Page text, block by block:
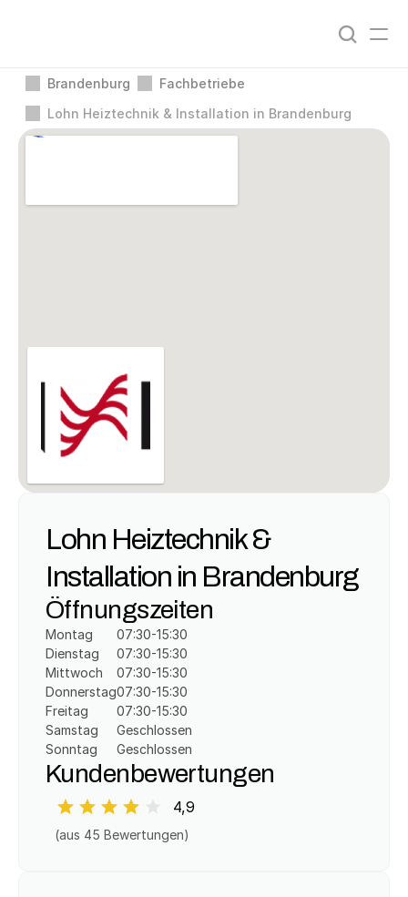
Brandenburg
Fachbetriebe
Lohn Heiztechnik & Installation in Brandenburg
Lohn Heiztechnik &
Installation in Brandenburg
Öffnungszeiten
Montag
Dienstag
Mittwoch
Donnerstag
Freitag
Samstag
Sonntag
07:30-15:30
07:30-15:30
07:30-15:30
07:30-15:30
07:30-15:30
Geschlossen
Geschlossen
Kundenbewertungen
4,9
(aus 45 Bewertungen)